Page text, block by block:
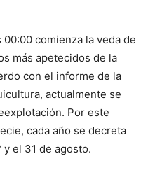
comienza la veda de
más apetecidos de la
con el informe de la
actualmente se
Por este
cada año se decreta
y el 31 de agosto.